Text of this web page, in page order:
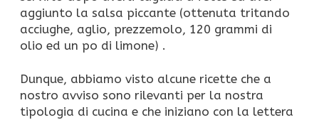
aggiunto la salsa piccante (ottenuta tritando
acciughe, aglio, prezzemolo, 120 grammi di
olio ed un po di limone) .
Dunque, abbiamo visto alcune ricette che a
nostro avviso sono rilevanti per la nostra
tipologia di cucina e che iniziano con la lettera